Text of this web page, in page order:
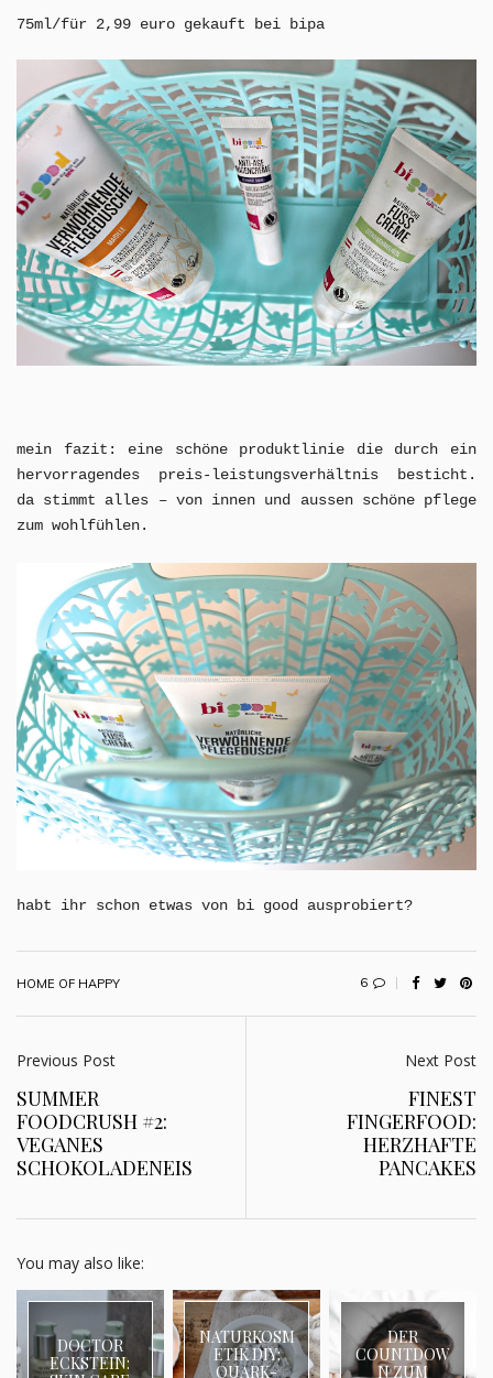
75ml/für 2,99 euro gekauft bei bipa
mein fazit: eine schöne produktlinie die durch ein
hervorragendes preis-leistungsverhältnis besticht.
da stimmt alles – von innen und aussen schöne pflege
zum wohlfühlen.
habt ihr schon etwas von bi good ausprobiert?
HOME OF HAPPY 6
Previous Post
SUMMER
FOODCRUSH #2:
VEGANES
SCHOKOLADENEIS
Next Post
FINEST
FINGERFOOD:
HERZHAFTE
PANCAKES
You may also like:
DOCTOR
ECKSTEIN:
NATURKOSM
ETIK DIY:
QUARK-
DER
COUNTDOW
N ZUM